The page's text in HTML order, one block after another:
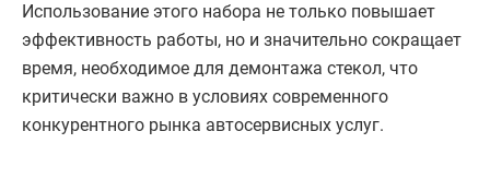
Использование этого набора не только повышает
эффективность работы, но и значительно сокращает
время, необходимое для демонтажа стекол, что
критически важно в условиях современного
конкурентного рынка автосервисных услуг.